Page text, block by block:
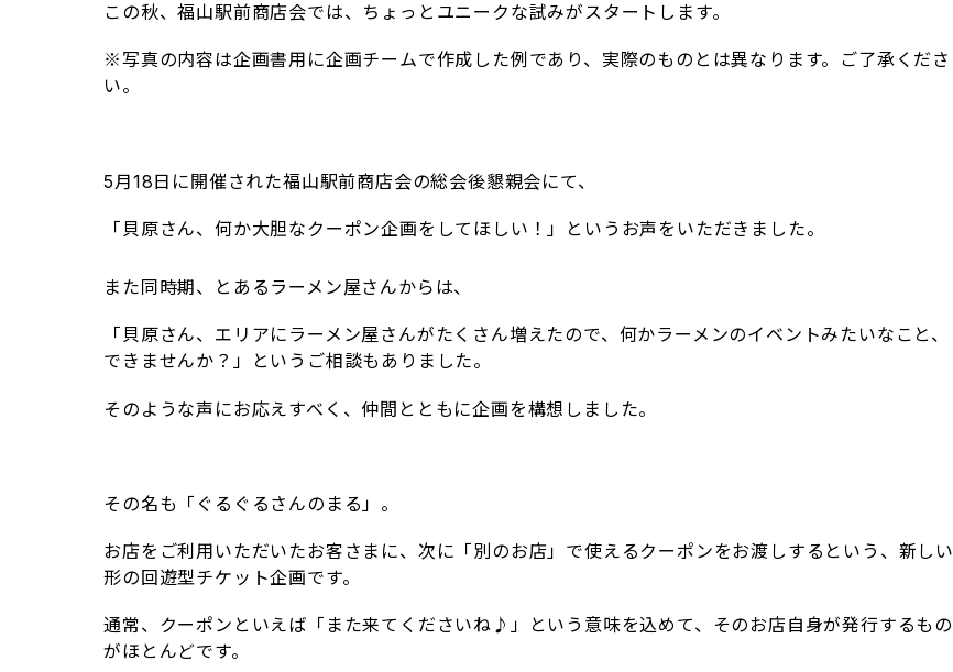
この秋、福山駅前商店会では、ちょっとユニークな試みがスタートします。
※写真の内容は企画書用に企画チームで作成した例であり、実際のものとは異なります。ご了承くださ
い。
5月18日に開催された福山駅前商店会の総会後懇親会にて、
「貝原さん、何か大胆なクーポン企画をしてほしい！」というお声をいただきました。
また同時期、とあるラーメン屋さんからは、
「貝原さん、エリアにラーメン屋さんがたくさん増えたので、何かラーメンのイベントみたいなこと、
できませんか？」というご相談もありました。
そのような声にお応えすべく、仲間とともに企画を構想しました。
その名も「ぐるぐるさんのまる」。
お店をご利用いただいたお客さまに、次に「別のお店」で使えるクーポンをお渡しするという、新しい
形の回遊型チケット企画です。
通常、クーポンといえば「また来てくださいね♪」という意味を込めて、そのお店自身が発行するもの
がほとんどです。